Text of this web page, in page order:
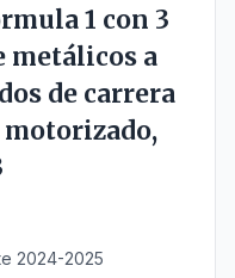
1 con 3
metálicos a
de carrera
2024-2025